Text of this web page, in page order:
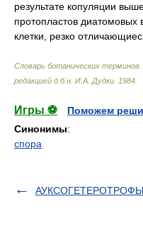
результате копуляции
протопластов диатомовых
клетки, резко
Словарь ботанических
редакцией д.б.н. И.А. Дудки 1984
Игры ⚽
Поможем
Синонимы:
спора
АУКСОГЕТЕРОТРОФЫ